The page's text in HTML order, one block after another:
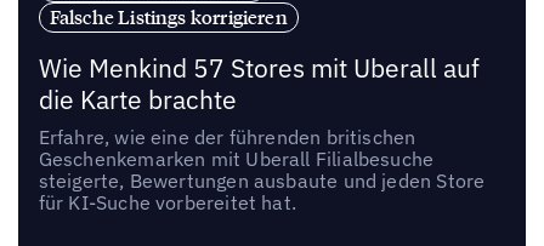
Falsche Listings korrigieren
Wie Menkind 57 Stores mit Uberall auf
die Karte brachte
Erfahre, wie eine der führenden britischen
Geschenkemarken mit Uberall Filialbesuche
steigerte, Bewertungen ausbaute und jeden Store
für KI-Suche vorbereitet hat.